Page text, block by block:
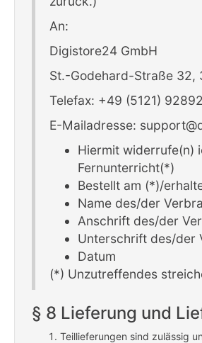
An:
Digistore24 GmbH
St.-Godehard-Straße 32,
Telefax: +49 (5121)
E-Mailadresse:
Hiermit widerrufe(n)
Fernunterricht(*)
Bestellt am (*)/
Name des/der
Anschrift des/der
Unterschrift des/der
Datum
(*) Unzutreffendes
§ 8 Lieferung und
Teillieferungen sind zulässig